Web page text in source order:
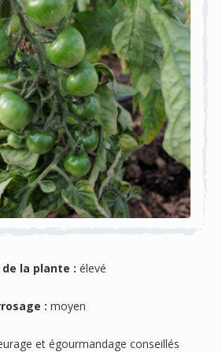
la plante : élevé
: moyen
et égourmandage conseillés